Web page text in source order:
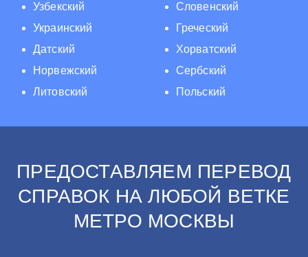
Узбекский
Украинский
Датский
Норвежский
Литовский
Словенский
Греческий
Хорватский
Сербский
Польский
ПРЕДОСТАВЛЯЕМ ПЕРЕВОД
СПРАВОК НА ЛЮБОЙ ВЕТКЕ
МЕТРО МОСКВЫ